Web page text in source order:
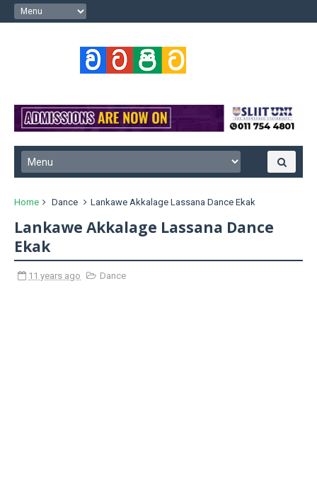
Home Dance Lankawe Akkalage Lassana Dance Ekak
Lankawe Akkalage Lassana Dance
Ekak
11 years ago Dance